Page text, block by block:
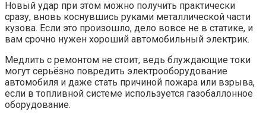
Новый удар при этом можно получить практически
сразу, вновь коснувшись руками металлической части
кузова. Если это произошло, дело вовсе не в статике, и
вам срочно нужен хороший автомобильный электрик.
Медлить с ремонтом не стоит, ведь блуждающие токи
могут серьёзно повредить электрооборудование
автомобиля и даже стать причиной пожара или взрыва,
если в топливной системе используется газобаллонное
оборудование.